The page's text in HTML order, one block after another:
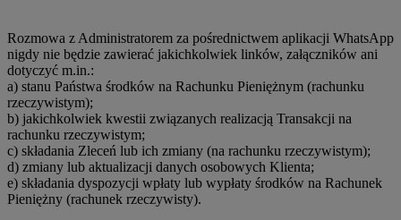
Rozmowa z Administratorem za pośrednictwem aplikacji WhatsApp
nigdy nie będzie zawierać jakichkolwiek linków, załączników ani
dotyczyć m.in.:
a) stanu Państwa środków na Rachunku Pieniężnym (rachunku
rzeczywistym);
b) jakichkolwiek kwestii związanych realizacją Transakcji na
rachunku rzeczywistym;
c) składania Zleceń lub ich zmiany (na rachunku rzeczywistym);
d) zmiany lub aktualizacji danych osobowych Klienta;
e) składania dyspozycji wpłaty lub wypłaty środków na Rachunek
Pieniężny (rachunek rzeczywisty).